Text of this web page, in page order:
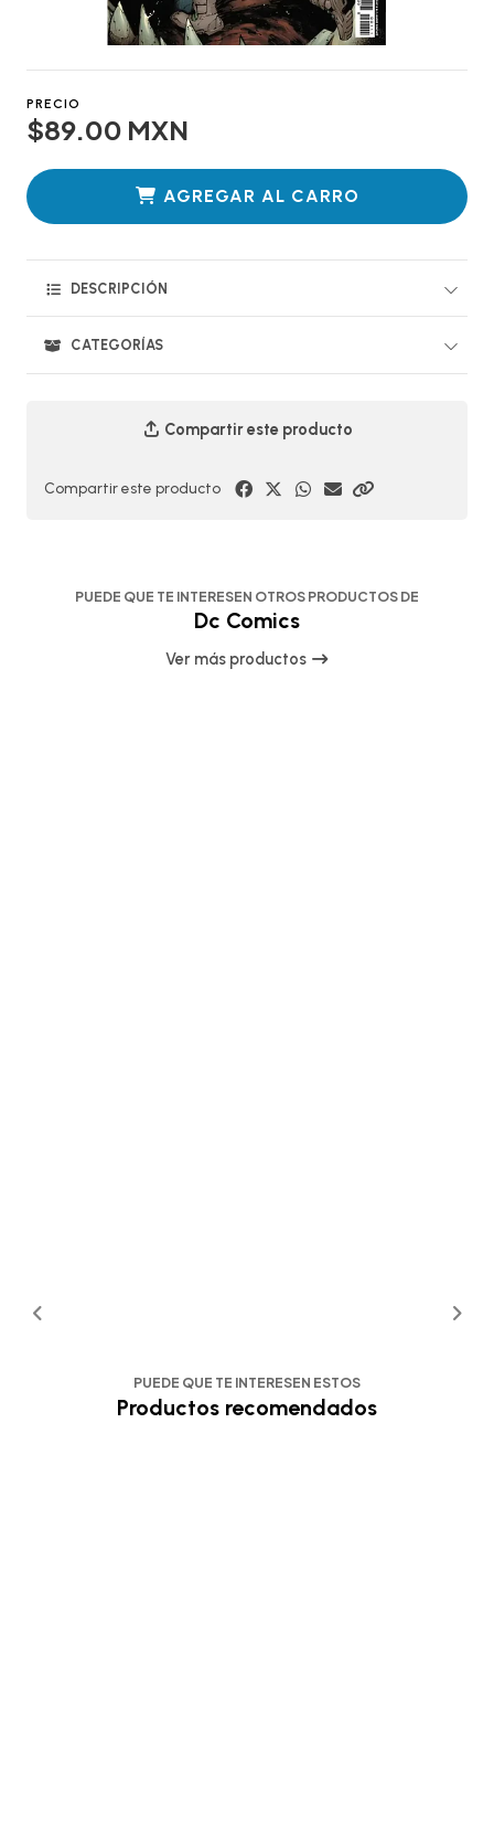
PRECIO
$89.00 MXN
AGREGAR AL CARRO
DESCRIPCIÓN
CATEGORÍAS
Compartir este producto
Compartir este producto
PUEDE QUE TE INTERESEN OTROS PRODUCTOS DE
Dc Comics
Ver más productos
PUEDE QUE TE INTERESEN ESTOS
Productos recomendados